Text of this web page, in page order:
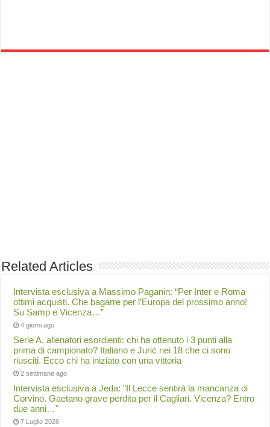
Related Articles
Intervista esclusiva a Massimo Paganin: “Per Inter e Roma
ottimi acquisti. Che bagarre per l’Europa del prossimo anno!
Su Samp e Vicenza…”
4 giorni ago
Serie A, allenatori esordienti: chi ha ottenuto i 3 punti alla
prima di campionato? Italiano e Jurić nei 18 che ci sono
riusciti. Ecco chi ha iniziato con una vittoria
2 settimane ago
Intervista esclusiva a Jeda: "Il Lecce sentirà la mancanza di
Corvino. Gaetano grave perdita per il Cagliari. Vicenza? Entro
due anni…"
7 Luglio 2026